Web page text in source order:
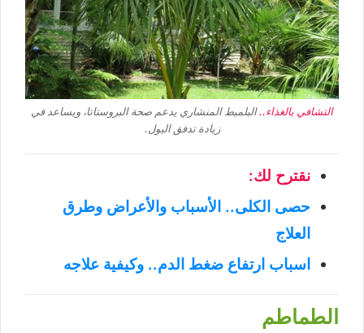
التشافي بالغذاء..البلميط المنشاري يدعم صحة البروستاتا، ويساعد في
زيادة تدفق البول.
نقترح لك:
حصى الكلى.. الأسباب والأعراض وطرق
العلاج
اسباب ارتفاع ضغط الدم.. وكيفية علاجه
الطماطم